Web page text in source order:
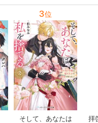
3位
そして、あなたは
拝